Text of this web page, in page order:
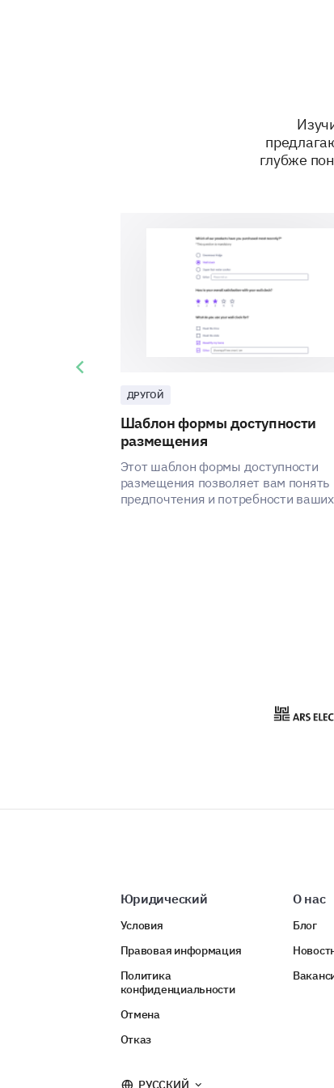
глубже
ДРУГОЙ
Шаблон формы доступности
размещения
Этот шаблон формы доступности
размещения позволяет вам понять
предпочтения и потребности
Previous slide
Юридический
Условия
Правовая информация
Политика
конфиденциальности
Отмена
Отказ
О нас
Блог
РУССКИЙ